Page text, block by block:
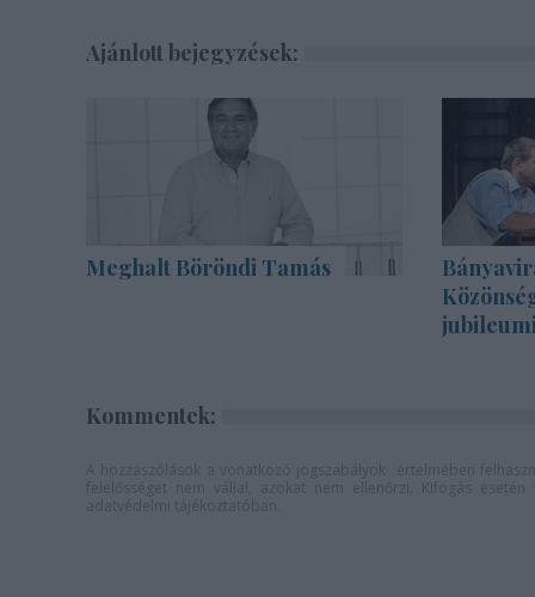
Ajánlott bejegyzések:
Meghalt Böröndi Tamás
Kommentek: